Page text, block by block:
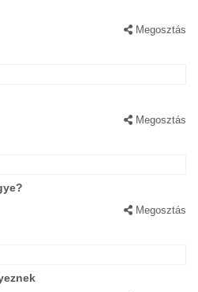
Megosztás
Megosztás
Megosztás